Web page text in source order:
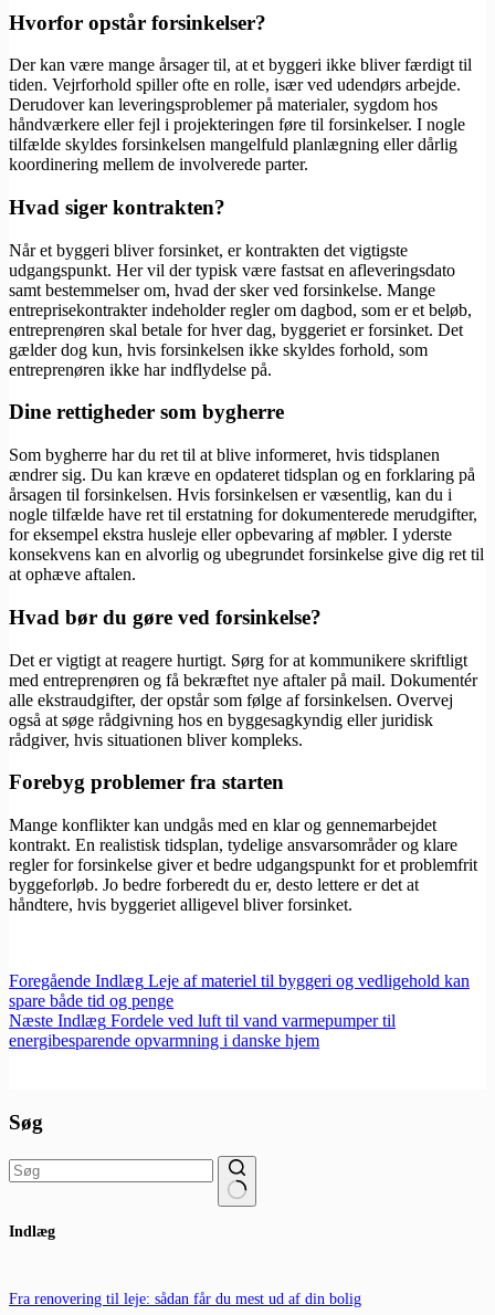
Hvorfor opstår forsinkelser?
Der kan være mange årsager til, at et byggeri ikke bliver færdigt til
tiden. Vejrforhold spiller ofte en rolle, især ved udendørs arbejde.
Derudover kan leveringsproblemer på materialer, sygdom hos
håndværkere eller fejl i projekteringen føre til forsinkelser. I nogle
tilfælde skyldes forsinkelsen mangelfuld planlægning eller dårlig
koordinering mellem de involverede parter.
Hvad siger kontrakten?
Når et byggeri bliver forsinket, er kontrakten det vigtigste
udgangspunkt. Her vil der typisk være fastsat en afleveringsdato
samt bestemmelser om, hvad der sker ved forsinkelse. Mange
entreprisekontrakter indeholder regler om dagbod, som er et beløb,
entreprenøren skal betale for hver dag, byggeriet er forsinket. Det
gælder dog kun, hvis forsinkelsen ikke skyldes forhold, som
entreprenøren ikke har indflydelse på.
Dine rettigheder som bygherre
Som bygherre har du ret til at blive informeret, hvis tidsplanen
ændrer sig. Du kan kræve en opdateret tidsplan og en forklaring på
årsagen til forsinkelsen. Hvis forsinkelsen er væsentlig, kan du i
nogle tilfælde have ret til erstatning for dokumenterede merudgifter,
for eksempel ekstra husleje eller opbevaring af møbler. I yderste
konsekvens kan en alvorlig og ubegrundet forsinkelse give dig ret til
at ophæve aftalen.
Hvad bør du gøre ved forsinkelse?
Det er vigtigt at reagere hurtigt. Sørg for at kommunikere skriftligt
med entreprenøren og få bekræftet nye aftaler på mail. Dokumentér
alle ekstraudgifter, der opstår som følge af forsinkelsen. Overvej
også at søge rådgivning hos en byggesagkyndig eller juridisk
rådgiver, hvis situationen bliver kompleks.
Forebyg problemer fra starten
Mange konflikter kan undgås med en klar og gennemarbejdet
kontrakt. En realistisk tidsplan, tydelige ansvarsområder og klare
regler for forsinkelse giver et bedre udgangspunkt for et problemfrit
byggeforløb. Jo bedre forberedt du er, desto lettere er det at
håndtere, hvis byggeriet alligevel bliver forsinket.
Foregående Indlæg Leje af materiel til byggeri og vedligehold kan
spare både tid og penge
Næste Indlæg Fordele ved luft til vand varmepumper til
energibesparende opvarmning i danske hjem
Søg
resultater
Indlæg
Fra renovering til leje: sådan får du mest ud af din bolig